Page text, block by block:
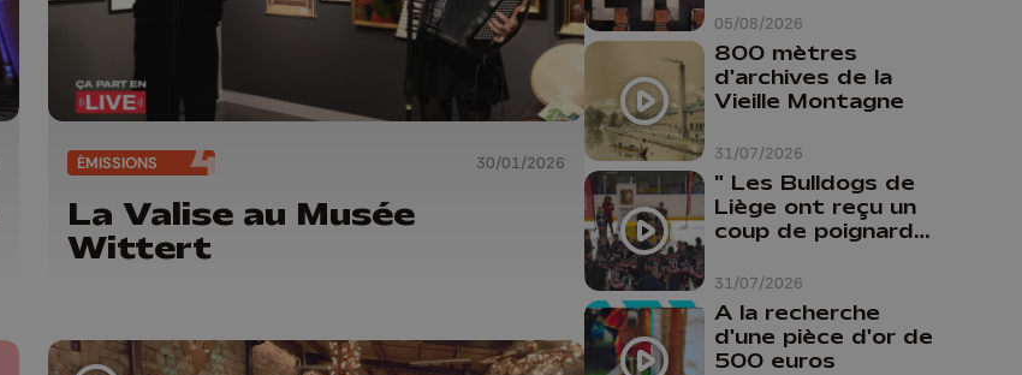
ÉMISSIONS 30/01/2026
La Valise au Musée
Wittert
05/08/2026
Liège
31/07/2026
800 mètres
d'archives de la
Vieille Montagne
31/07/2026
" Les Bulldogs de
Liège ont reçu un
coup de poignard
A la recherche
d'une pièce d'or de
500 euros